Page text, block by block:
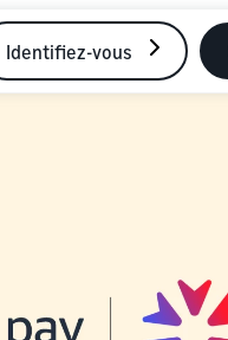
Identifiez-vous